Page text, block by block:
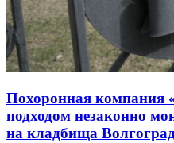
Похоронная компания
подходом незаконно
на кладбища